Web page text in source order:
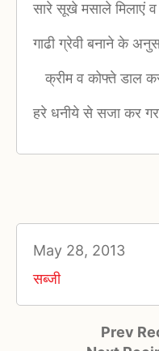
सारे सूखे मसाले मिलाएं
गाढी ग्रेवी बनाने के
क्रीम व कोफ्ते डाल
हरे धनीये से सजा कर
May 28, 2013
सब्जी
Prev